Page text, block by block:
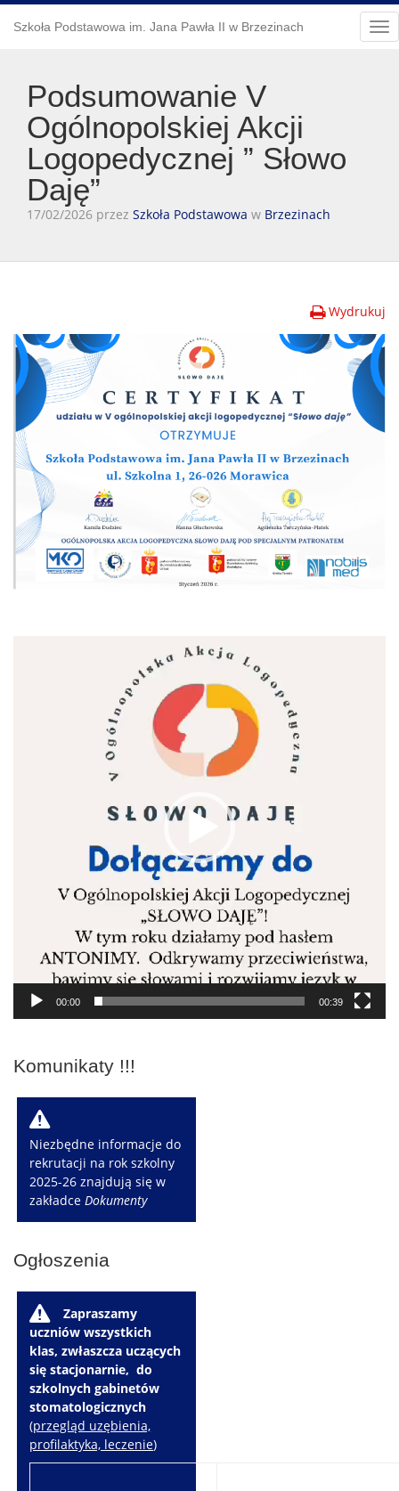
Szkoła Podstawowa im. Jana Pawła II w Brzezinach
Podsumowanie V
Ogólnopolskiej Akcji
Logopedycznej ” Słowo
Daję”
17/02/2026 przez Szkoła Podstawowa w Brzezinach
Wydrukuj
00:00 00:39
Komunikaty !!!
W
Niezbędne informacje do
rekrutacji na rok szkolny
2025-26 znajdują się w
zakładce Dokumenty
Ogłoszenia
W
Zapraszamy
uczniów wszystkich
klas, zwłaszcza uczących
się stacjonarnie, do
szkolnych gabinetów
stomatologicznych
(przegląd uzębienia,
profilaktyka, leczenie)